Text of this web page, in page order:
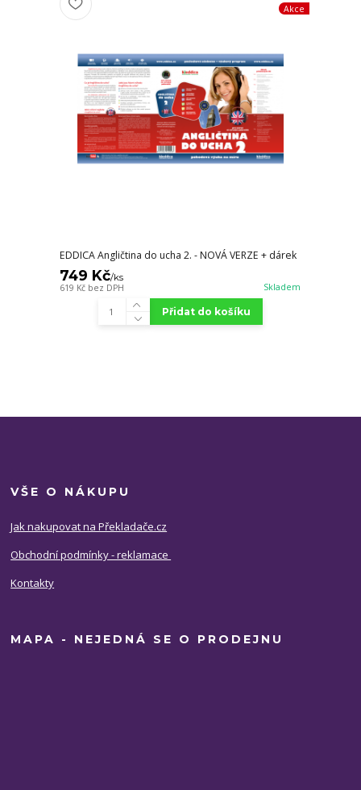
Akce
EDDICA Angličtina do ucha 2. - NOVÁ VERZE + dárek
749 Kč/ks
619 Kč bez DPH Skladem
Přidat do košíku
VŠE O NÁKUPU
Jak nakupovat na Překladače.cz
Obchodní podmínky - reklamace
Kontakty
MAPA - NEJEDNÁ SE O PRODEJNU